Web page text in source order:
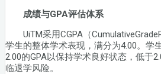
成绩与GPA评估体系
UiTM采用CGPA（
学生的整体学术表现，满分为4.00。学
2.00的GPA以保持学术良好状态，低于
临退学风险。